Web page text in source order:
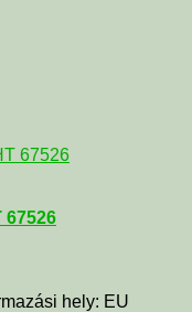
67526
hely: EU